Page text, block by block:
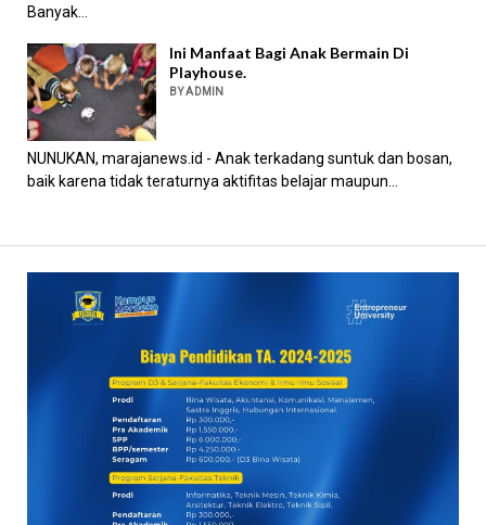
Banyak...
Ini Manfaat Bagi Anak Bermain Di
Playhouse.
BY ADMIN
NUNUKAN, marajanews.id - Anak terkadang suntuk dan bosan,
baik karena tidak teraturnya aktifitas belajar maupun...